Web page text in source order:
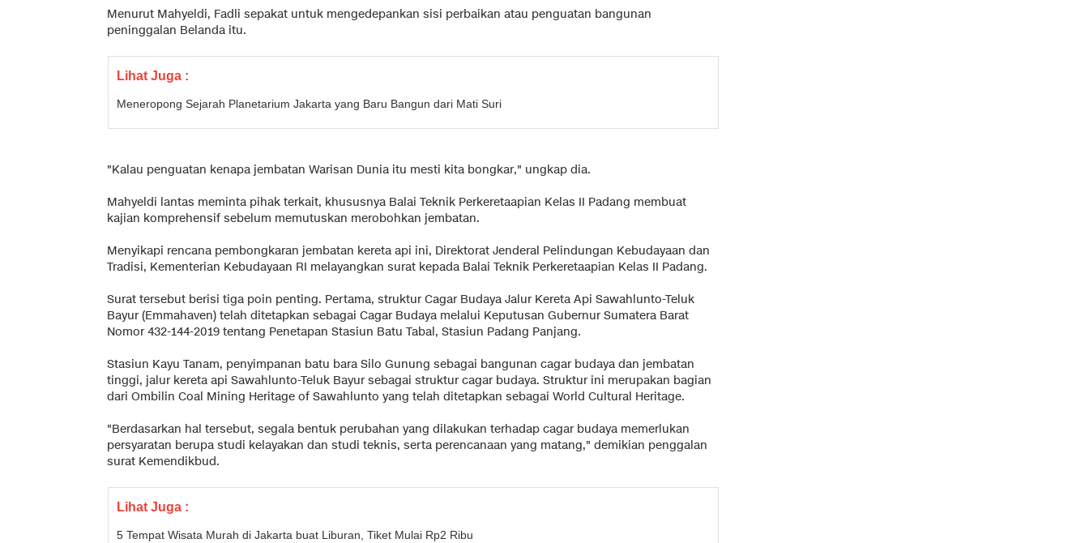
Menurut Mahyeldi, Fadli sepakat untuk mengedepankan sisi perbaikan atau penguatan bangunan
peninggalan Belanda itu.
Lihat Juga :
Meneropong Sejarah Planetarium Jakarta yang Baru Bangun dari Mati Suri
"Kalau penguatan kenapa jembatan Warisan Dunia itu mesti kita bongkar," ungkap dia.
Mahyeldi lantas meminta pihak terkait, khususnya Balai Teknik Perkeretaapian Kelas II Padang membuat
kajian komprehensif sebelum memutuskan merobohkan jembatan.
Menyikapi rencana pembongkaran jembatan kereta api ini, Direktorat Jenderal Pelindungan Kebudayaan dan
Tradisi, Kementerian Kebudayaan RI melayangkan surat kepada Balai Teknik Perkeretaapian Kelas II Padang.
Surat tersebut berisi tiga poin penting. Pertama, struktur Cagar Budaya Jalur Kereta Api Sawahlunto-Teluk
Bayur (Emmahaven) telah ditetapkan sebagai Cagar Budaya melalui Keputusan Gubernur Sumatera Barat
Nomor 432-144-2019 tentang Penetapan Stasiun Batu Tabal, Stasiun Padang Panjang.
Stasiun Kayu Tanam, penyimpanan batu bara Silo Gunung sebagai bangunan cagar budaya dan jembatan
tinggi, jalur kereta api Sawahlunto-Teluk Bayur sebagai struktur cagar budaya. Struktur ini merupakan bagian
dari Ombilin Coal Mining Heritage of Sawahlunto yang telah ditetapkan sebagai World Cultural Heritage.
"Berdasarkan hal tersebut, segala bentuk perubahan yang dilakukan terhadap cagar budaya memerlukan
persyaratan berupa studi kelayakan dan studi teknis, serta perencanaan yang matang," demikian penggalan
surat Kemendikbud.
Lihat Juga :
5 Tempat Wisata Murah di Jakarta buat Liburan, Tiket Mulai Rp2 Ribu